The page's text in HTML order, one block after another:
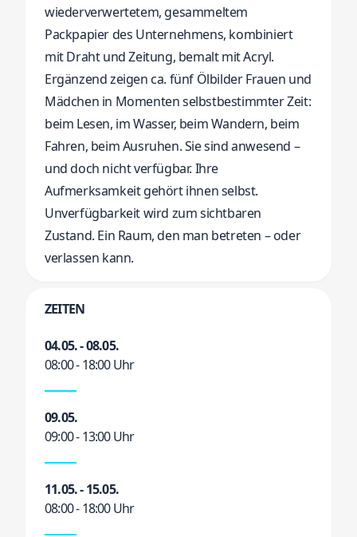
wiederverwertetem, gesammeltem
Packpapier des Unternehmens, kombiniert
mit Draht und Zeitung, bemalt mit Acryl.
Ergänzend zeigen ca. fünf Ölbilder Frauen und
Mädchen in Momenten selbstbestimmter Zeit:
beim Lesen, im Wasser, beim Wandern, beim
Fahren, beim Ausruhen. Sie sind anwesend –
und doch nicht verfügbar. Ihre
Aufmerksamkeit gehört ihnen selbst.
Unverfügbarkeit wird zum sichtbaren
Zustand. Ein Raum, den man betreten – oder
verlassen kann.
ZEITEN
04.05. - 08.05.
08:00 - 18:00 Uhr
09.05.
09:00 - 13:00 Uhr
11.05. - 15.05.
08:00 - 18:00 Uhr